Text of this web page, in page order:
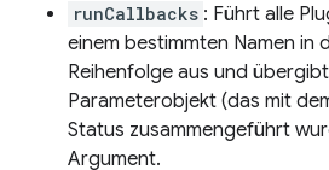
runCallbacks : Führt alle
einem bestimmten Namen in
Reihenfolge aus und
Parameterobjekt (das mit
Status zusammengeführt
Argument.